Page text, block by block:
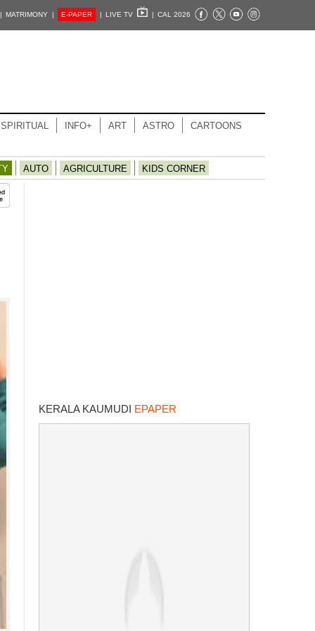
MATRIMONY | E-PAPER | LIVE TV | CAL 2026
SPIRITUAL INFO+ ART ASTRO CARTOONS
AUTO AGRICULTURE KIDS CORNER
KERALA KAUMUDI EPAPER